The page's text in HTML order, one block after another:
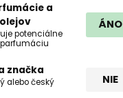
a
potenciálne
ÁNO
značka
alebo český
NIE